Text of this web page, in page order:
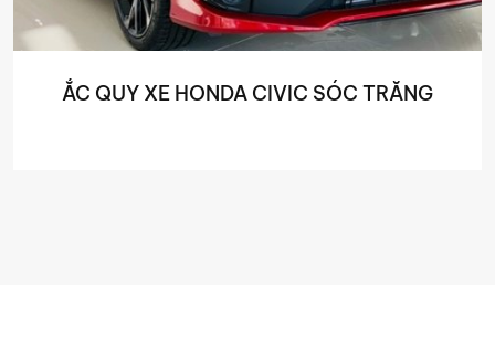
ẮC QUY XE HONDA CIVIC SÓC TRĂNG